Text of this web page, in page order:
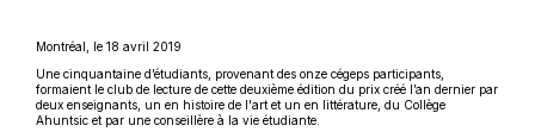
Montréal, le 18 avril 2019
Une cinquantaine d’étudiants, provenant des onze cégeps participants,
formaient le club de lecture de cette deuxième édition du prix créé l’an dernier par
deux enseignants, un en histoire de l'art et un en littérature, du Collège
Ahuntsic et par une conseillère à la vie étudiante.